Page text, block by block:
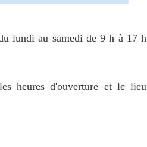
lundi au samedi de 9 h à 17 h
heures d'ouverture et le lieu